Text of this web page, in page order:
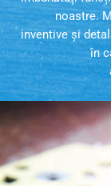
noastre.
inventive și
în